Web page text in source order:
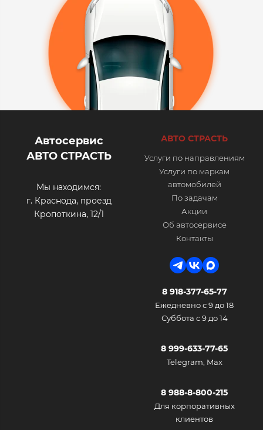
Автосервис
АВТО СТРАСТЬ
Мы находимся:
г. Краснода, проезд
Кропоткина, 12/1
АВТО СТРАСТЬ
Услуги по направлениям
Услуги по маркам
автомобилей
По задачам
Акции
Об автосервисе
Контакты
8 918-377-65-77
Ежедневно с 9 до 18
Суббота с 9 до 14
8 999-633-77-65
Telegram, Max
8 988-8-800-215
Для корпоративных
клиентов